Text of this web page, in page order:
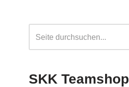
SKK Teamshop